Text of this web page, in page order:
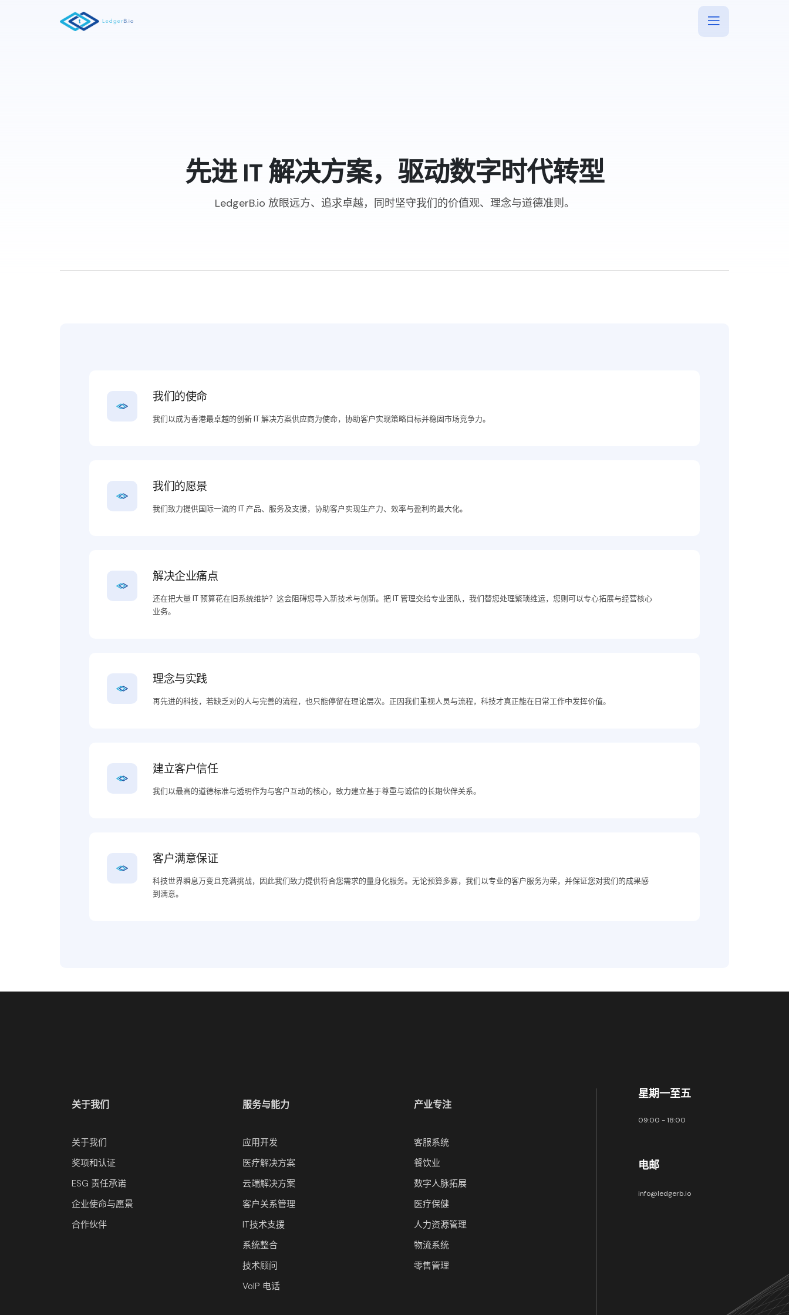
先进 IT 解决方案，驱动数字时代转型
LedgerB.io 放眼远方、追求卓越，同时坚守我们的价值观、理念与道德准则。
我们的使命
我们以成为香港最卓越的创新 IT 解决方案供应商为使命，协助客户实现策略目标并稳固市场竞争力。
我们的愿景
我们致力提供国际一流的 IT 产品、服务及支援，协助客户实现生产力、效率与盈利的最大化。
解决企业痛点
还在把大量 IT 预算花在旧系统维护？这会阻碍您导入新技术与创新。把 IT 管理交给专业团队，我们替您处理繁琐维运，您则可以专心拓展与经营核心
业务。
理念与实践
再先进的科技，若缺乏对的人与完善的流程，也只能停留在理论层次。正因我们重视人员与流程，科技才真正能在日常工作中发挥价值。
建立客户信任
我们以最高的道德标准与透明作为与客户互动的核心，致力建立基于尊重与诚信的长期伙伴关系。
客户满意保证
科技世界瞬息万变且充满挑战，因此我们致力提供符合您需求的量身化服务。无论预算多寡，我们以专业的客户服务为荣，并保证您对我们的成果感
到满意。
关于我们
关于我们
奖项和认证
ESG 责任承诺
企业使命与愿景
合作伙伴
服务与能力
应用开发
医疗解决方案
云端解决方案
客户关系管理
IT技术支援
系统整合
技术顾问
VoIP 电话
产业专注
客服系统
餐饮业
数字人脉拓展
医疗保健
人力资源管理
物流系统
零售管理
星期一至五
09:00 - 18:00
电邮
info@ledgerb.io